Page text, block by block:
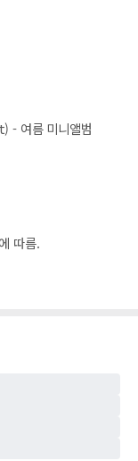
- 여름 미니앨범
따름.